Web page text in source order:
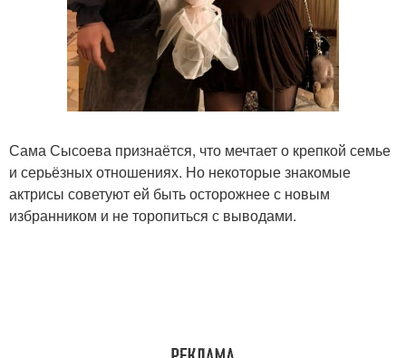
Сама Сысоева признаётся, что мечтает о крепкой семье
и серьёзных отношениях. Но некоторые знакомые
актрисы советуют ей быть осторожнее с новым
избранником и не торопиться с выводами.